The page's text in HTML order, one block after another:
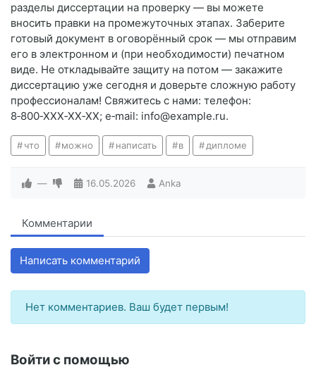
разделы диссертации на проверку — вы можете
вносить правки на промежуточных этапах. Заберите
готовый документ в оговорённый срок — мы отправим
его в электронном и (при необходимости) печатном
виде. Не откладывайте защиту на потом — закажите
диссертацию уже сегодня и доверьте сложную работу
профессионалам! Свяжитесь с нами: телефон:
8‑800‑XXX‑XX‑XX; e‑mail: info@example.ru.
что можно написать в дипломе
— 16.05.2026 Anka
Комментарии
Написать комментарий
Нет комментариев. Ваш будет первым!
Войти с помощью